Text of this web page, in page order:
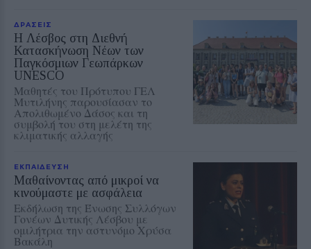
ΔΡΑΣΕΙΣ
Η Λέσβος στη Διεθνή
Κατασκήνωση Νέων των
Παγκόσμιων Γεωπάρκων
UNESCO
Μαθητές του Πρότυπου ΓΕΛ
Μυτιλήνης παρουσίασαν το
Απολιθωμένο Δάσος και τη
συμβολή του στη μελέτη της
κλιματικής αλλαγής
ΕΚΠΑΙΔΕΥΣΗ
Μαθαίνοντας από μικροί να
κινούμαστε με ασφάλεια
Εκδήλωση της Ένωσης Συλλόγων
Γονέων Δυτικής Λέσβου με
ομιλήτρια την αστυνόμο Χρύσα
Βακάλη